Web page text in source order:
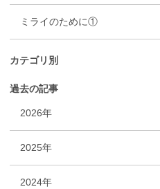
ミライのために①
カテゴリ別
過去の記事
2026年
2025年
2024年